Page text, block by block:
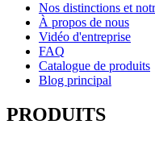
Nos distinctions et
À propos de nous
Vidéo d'entreprise
FAQ
Catalogue de produits
Blog principal
PRODUITS